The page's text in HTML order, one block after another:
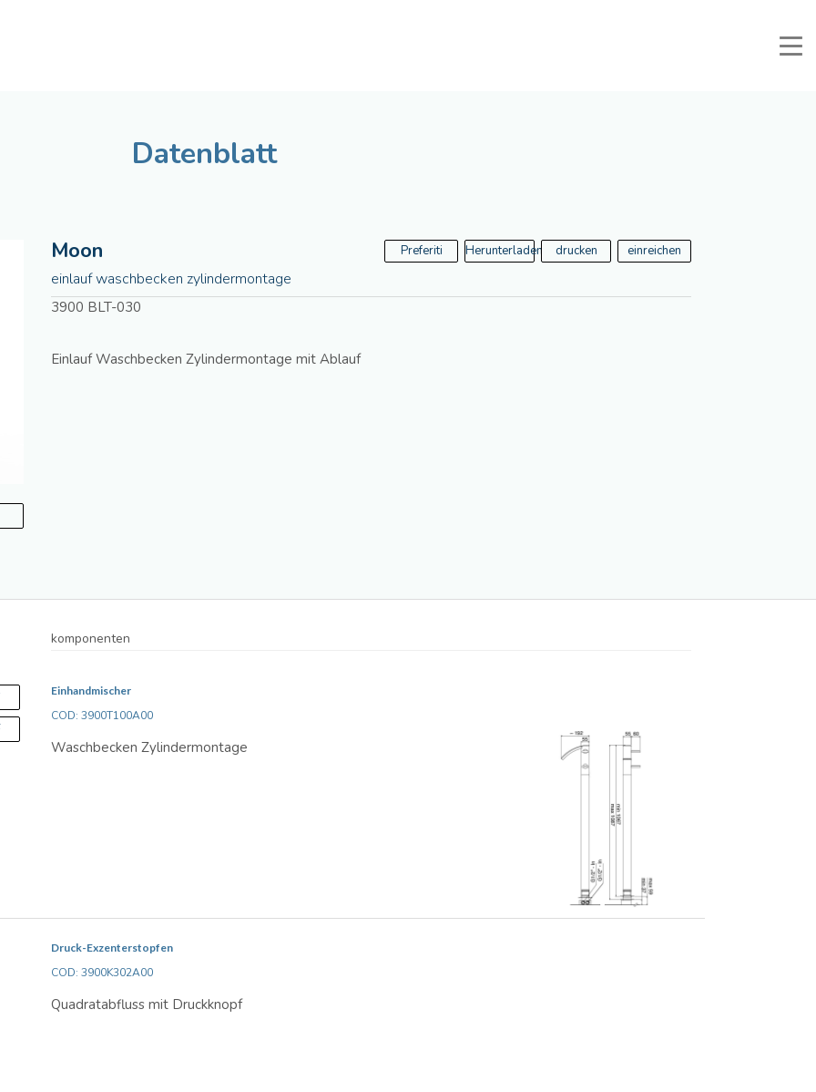
Datenblatt
Moon Preferiti Herunterladen drucken einreichen
einlauf waschbecken zylindermontage
3900 BLT-030
Einlauf Waschbecken Zylindermontage mit Ablauf
komponenten
Einhandmischer
COD: 3900T100A00
Waschbecken Zylindermontage
Druck-Exzenterstopfen
COD: 3900K302A00
Quadratabfluss mit Druckknopf